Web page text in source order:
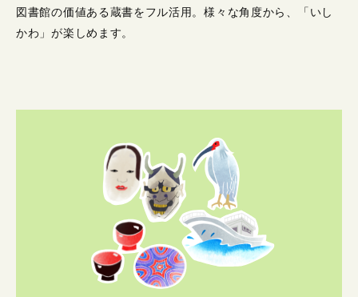
図書館の価値ある蔵書をフル活用。様々な角度から、「いし
かわ」が楽しめます。